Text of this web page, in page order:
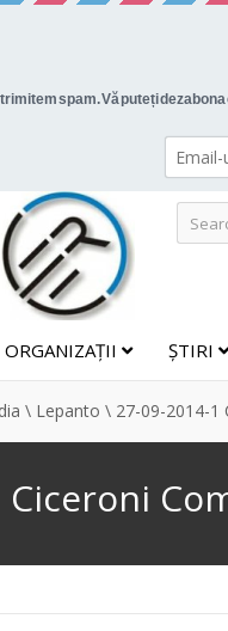
ORGANIZAȚII ȘTIRI
\ Lepanto \ 27-09-2014-1
Ciceroni